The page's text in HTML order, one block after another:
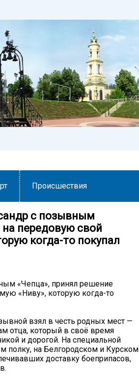
Происшествия
с позывным
передовую свой
когда-то покупал
«Чепца», принял решение
«Ниву», которую когда-то
взял в честь родных мест —
отца, который в своё время
и дорогой. На специальной
полку, на Белгородском и Курском
доставку боеприпасов,